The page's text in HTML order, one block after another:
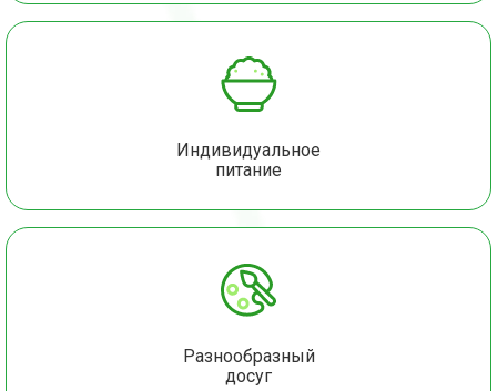
Индивидуальное
питание
Разнообразный
досуг